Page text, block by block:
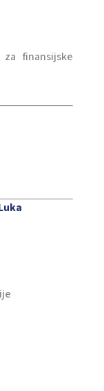
finansijske